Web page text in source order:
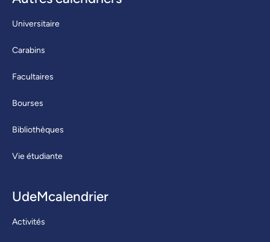
Universitaire
Carabins
Facultaires
Bourses
Bibliothèques
Vie étudiante
UdeMcalendrier
Activités